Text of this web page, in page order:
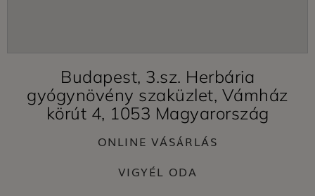
Budapest, 3.sz. Herbária
gyógynövény szaküzlet, Vámház
körút 4, 1053 Magyarország
ONLINE VÁSÁRLÁS
VIGYÉL ODA